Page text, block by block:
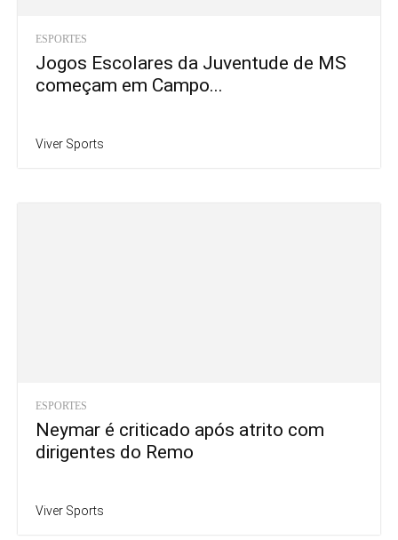
ESPORTES
Jogos Escolares da Juventude de MS
começam em Campo...
Viver Sports
ESPORTES
Neymar é criticado após atrito com
dirigentes do Remo
Viver Sports